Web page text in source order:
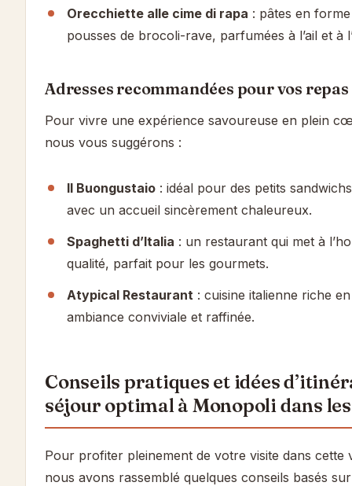
Orecchiette alle cime di rapa : pâtes en
pousses de brocoli-rave, parfumées à l’ail et à
Adresses recommandées pour vos repas
Pour vivre une expérience savoureuse en plein
nous vous suggérons :
II Buongustaio : idéal pour des petits
avec un accueil sincèrement chaleureux.
Spaghetti d’Italia : un restaurant qui met à
qualité, parfait pour les gourmets.
Atypical Restaurant : cuisine italienne riche
ambiance conviviale et raffinée.
Conseils pratiques et idées
séjour optimal à Monopoli dans
Pour profiter pleinement de votre visite dans cette
nous avons rassemblé quelques conseils basés